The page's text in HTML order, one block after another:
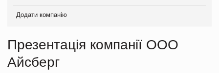
Додати компанію
Презентація компанії ООО
Айсберг